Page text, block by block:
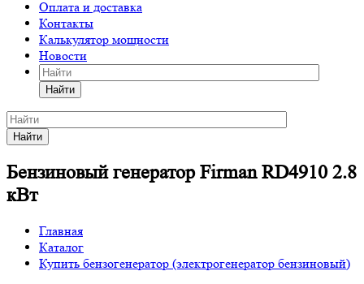
Оплата и доставка
Контакты
Калькулятор мощности
Новости
Найти
Найти
Бензиновый генератор Firman RD4910 2.8
кВт
Главная
Каталог
Купить бензогенератор (электрогенератор бензиновый)